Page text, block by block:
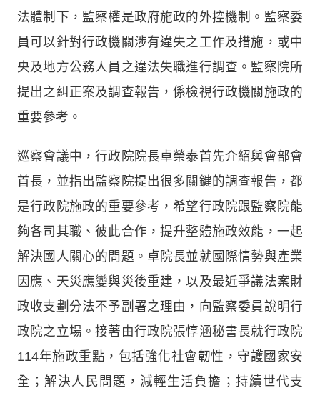
法體制下，監察權是政府施政的外控機制。監察委
員可以針對行政機關涉有違失之工作及措施，或中
央及地方公務人員之違法失職進行調查。監察院所
提出之糾正案及調查報告，係檢視行政機關施政的
重要參考。
巡察會議中，行政院院長卓榮泰首先介紹與會部會
首長，並指出監察院提出很多關鍵的調查報告，都
是行政院施政的重要參考，希望行政院跟監察院能
夠各司其職、彼此合作，提升整體施政效能，一起
解決國人關心的問題。卓院長並就國際情勢與產業
因應、天災應變與災後重建，以及最近爭議法案財
政收支劃分法不予副署之理由，向監察委員說明行
政院之立場。接著由行政院張惇涵秘書長就行政院
114年施政重點，包括強化社會韌性，守護國家安
全；解決人民問題，減輕生活負擔；持續世代支